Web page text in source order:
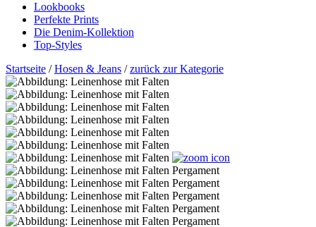
Lookbooks
Perfekte Prints
Die Denim-Kollektion
Top-Styles
Startseite /Hosen & Jeans /zurück zur Kategorie